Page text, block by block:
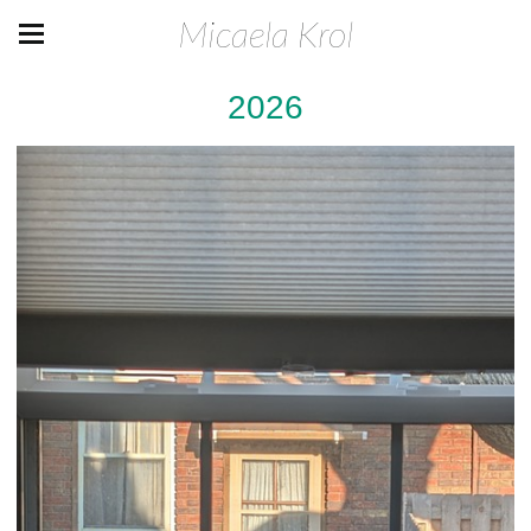
Micaela Krol
2026